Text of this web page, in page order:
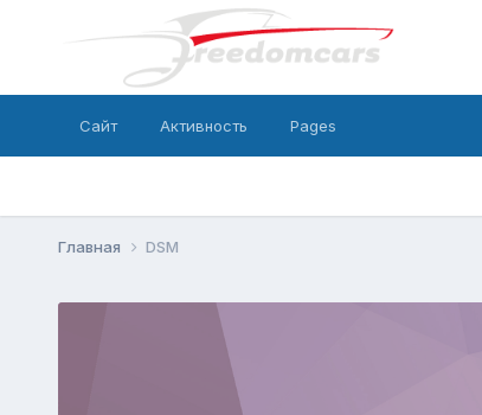
Сайт Активность Pages
Главная DSM